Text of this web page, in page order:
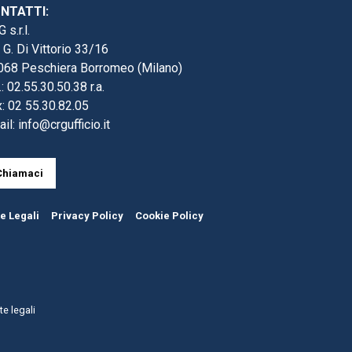
s.r.l.
G. Di Vittorio 33/16
Peschiera Borromeo (Milano)
02.55.30.50.38 r.a.
02 55.30.82.05
info@crgufficio.it
Legali Privacy Policy Cookie Policy
legali